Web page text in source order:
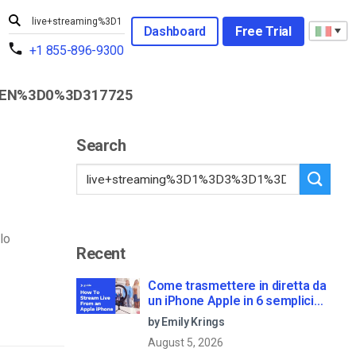
+1 855-896-9300
Dashboard Free Trial
Search
Recent
Come trasmettere in diretta da
un iPhone Apple in 6 semplici
passi
by Emily Krings
August 5, 2026